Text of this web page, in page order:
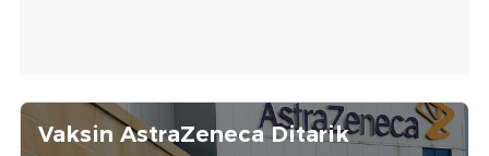
Vaksin AstraZeneca Ditarik